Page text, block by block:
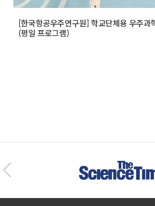
[한국항공우주연구원] 학교단체용 우주과
(평일 프로그램)